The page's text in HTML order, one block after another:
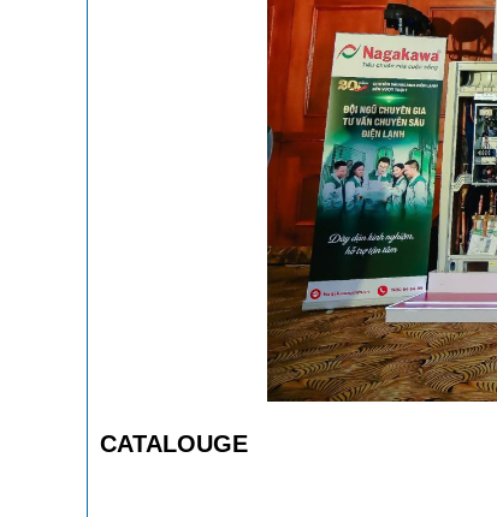
CATALOUGE